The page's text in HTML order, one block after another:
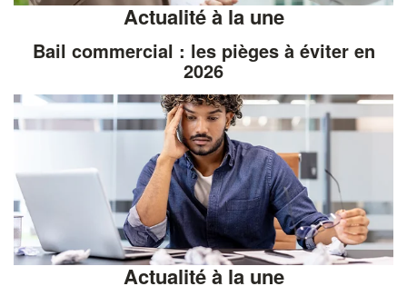
Actualité à la une
Bail commercial : les pièges à éviter en
2026
Actualité à la une